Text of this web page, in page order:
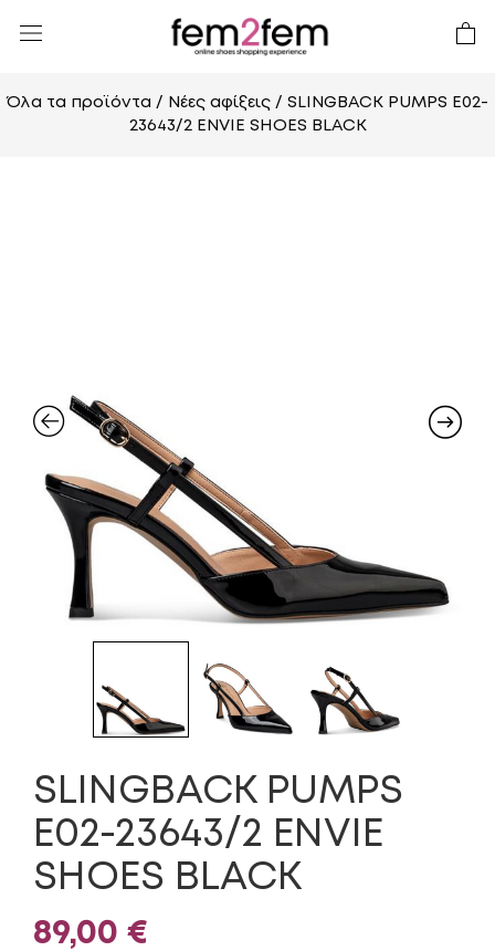
Όλα τα προϊόντα / Νέες αφίξεις / SLINGBACK PUMPS E02-
23643/2 ENVIE SHOES BLACK
SLINGBACK PUMPS
E02-23643/2 ENVIE
SHOES BLACK
89,00 €